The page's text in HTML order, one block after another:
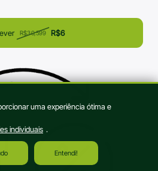
R$30,599 R$6
uma experiência ótima e
individuais .
Entendi!